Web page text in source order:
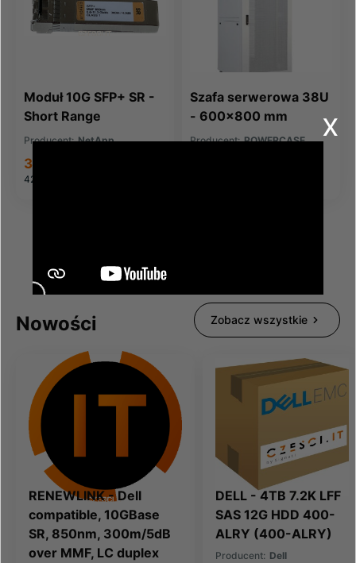
Moduł 10G SFP+ SR -
Short Range
Producent: NetApp
424,35 zł
345,00 zł
Szafa serwerowa 38U
- 600x800 mm
Producent: POWERCASE
Nowości Zobacz wszystkie
RENEWLINK - Dell
compatible, 10GBase
SR, 850nm, 300m/5dB
over MMF, LC duplex
DELL - 4TB 7.2K LFF
SAS 12G HDD 400-
ALRY (400-ALRY)
Producent: Dell
x